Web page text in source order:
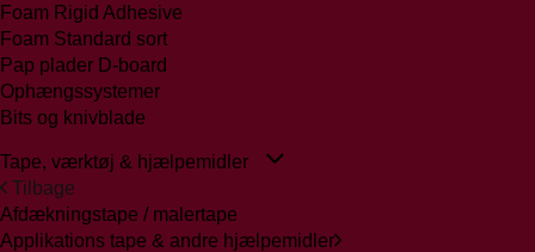
Foam Rigid Adhesive
Foam Standard sort
Pap plader D-board
Ophængssystemer
Bits og knivblade
Tape, værktøj & hjælpemidler
Tilbage
Afdækningstape / malertape
Applikations tape & andre hjælpemidler